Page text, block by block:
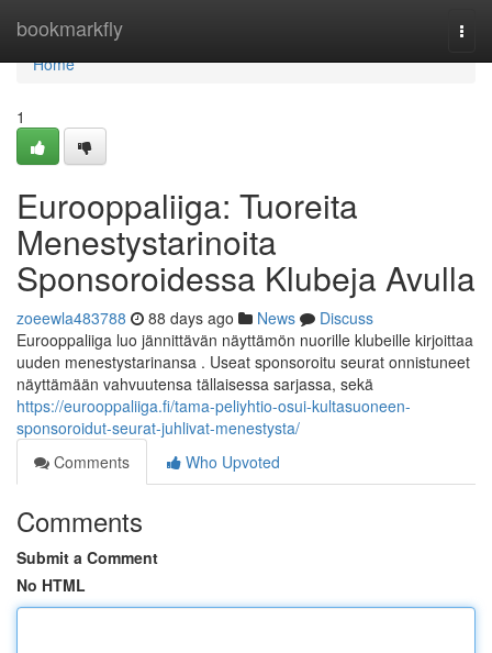
bookmarkfly
Home
Home
1
Eurooppaliiga: Tuoreita
Menestystarinoita
Sponsoroidessa Klubeja Avulla
zoeewla483788 88 days ago News
Discuss
Eurooppaliiga luo jännittävän näyttämön nuorille klubeille kirjoittaa
uuden menestystarinansa . Useat sponsoroitu seurat onnistuneet
näyttämään vahvuutensa tällaisessa sarjassa, sekä
https://eurooppaliiga.fi/tama-peliyhtio-osui-kultasuoneen-
sponsoroidut-seurat-juhlivat-menestysta/
Comments
Who Upvoted
Comments
Submit a Comment
No HTML